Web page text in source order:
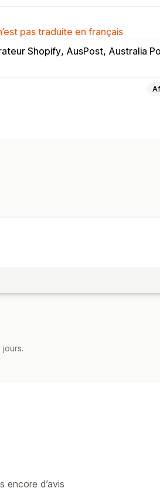
pas traduite en français
Shopify AusPost Australia
jours.
encore d’avis